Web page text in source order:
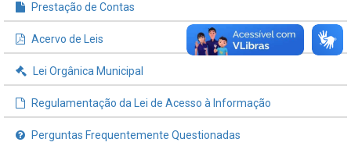
Prestação de Contas
Acervo de Leis
Lei Orgânica Municipal
Regulamentação da Lei de Acesso à Informação
Perguntas Frequentemente Questionadas